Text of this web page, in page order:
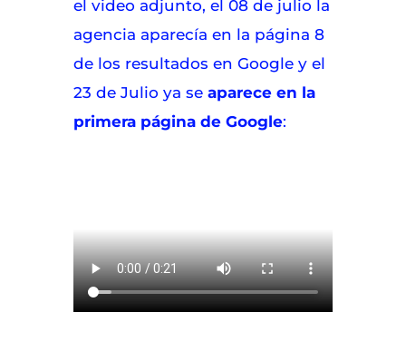
el video adjunto, el 08 de julio la
agencia aparecía en la página 8
de los resultados en Google y el
23 de Julio ya se aparece en la
primera página de Google: